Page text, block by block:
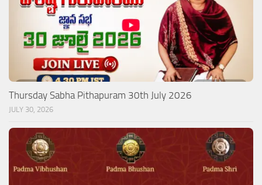
Thursday Sabha Pithapuram 30th July 2026
JULY 30, 2026